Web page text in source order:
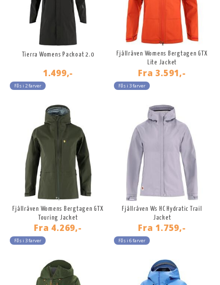
Tierra Womens Packoat 2.0
1.499,-
Fås i 2 farver
Fjällräven Womens Bergtagen GTX
Lite Jacket
Fra 3.591,-
Fås i 3 farver
Fjällräven Womens Bergtagen GTX
Touring Jacket
Fra 4.269,-
Fås i 3 farver
Fjällräven Ws HC Hydratic Trail
Jacket
Fra 1.759,-
Fås i 6 farver